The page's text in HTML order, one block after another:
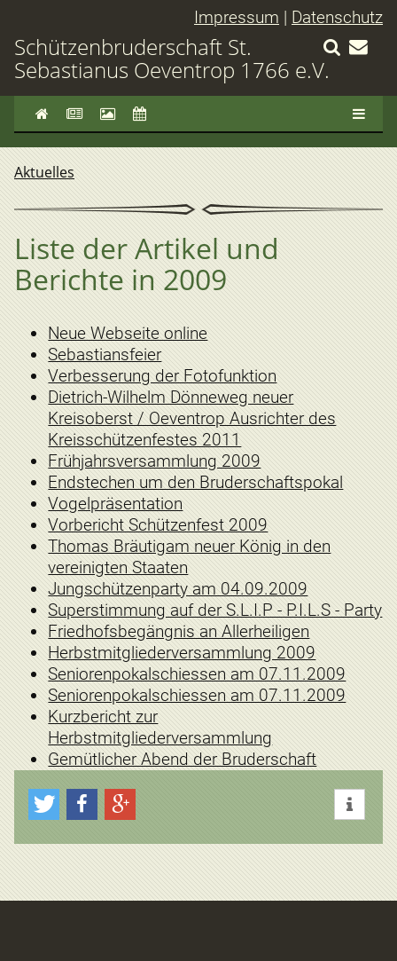
Impressum | Datenschutz
Schützenbruderschaft St.
Sebastianus Oeventrop 1766 e.V.
Aktuelles
Liste der Artikel und
Berichte in 2009
Neue Webseite online
Sebastiansfeier
Verbesserung der Fotofunktion
Dietrich-Wilhelm Dönneweg neuer
Kreisoberst / Oeventrop Ausrichter des
Kreisschützenfestes 2011
Frühjahrsversammlung 2009
Endstechen um den Bruderschaftspokal
Vogelpräsentation
Vorbericht Schützenfest 2009
Thomas Bräutigam neuer König in den
vereinigten Staaten
Jungschützenparty am 04.09.2009
Superstimmung auf der S.L.I.P - P.I.L.S - Party
Friedhofsbegängnis an Allerheiligen
Herbstmitgliederversammlung 2009
Seniorenpokalschiessen am 07.11.2009
Seniorenpokalschiessen am 07.11.2009
Kurzbericht zur
Herbstmitgliederversammlung
Gemütlicher Abend der Bruderschaft